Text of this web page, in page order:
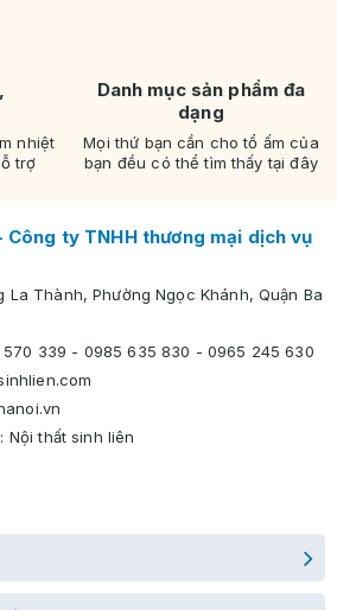
nhiệt
trợ
Danh mục sản phẩm đa
dạng
Mọi thứ bạn cần cho tổ ấm của
bạn đều có thể tìm thấy tại đây
Công ty TNHH thương mại dịch vụ
La Thành, Phường Ngọc Khánh, Quận Ba
339 - 0985 635 830 - 0965 245 630
Nội thất sinh liên